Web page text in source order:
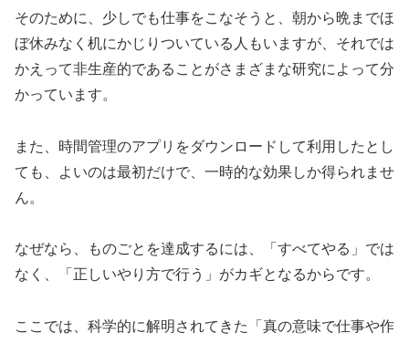
そのために、少しでも仕事をこなそうと、朝から晩までほ
ぼ休みなく机にかじりついている人もいますが、それでは
かえって非生産的であることがさまざまな研究によって分
かっています。
また、時間管理のアプリをダウンロードして利用したとし
ても、よいのは最初だけで、一時的な効果しか得られませ
ん。
なぜなら、ものごとを達成するには、「すべてやる」では
なく、「正しいやり方で行う」がカギとなるからです。
ここでは、科学的に解明されてきた「真の意味で仕事や作